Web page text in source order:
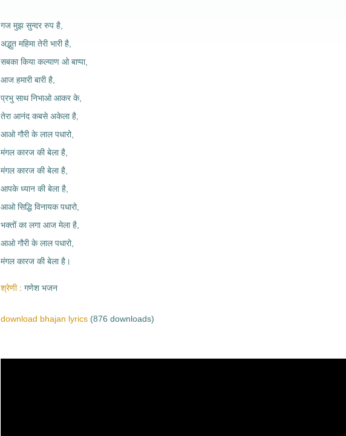
गज मुझ सुन्दर रुप है,
अद्भुत महिमा तेरी भारी है,
सबका किया कल्याण ओ बाप्पा,
आज हमारी बारी है,
प्रभु साथ निभाओ आकर के,
तेरा आनंद कबसे अकेला है,
आओ गौरी के लाल पधारो,
मंगल कारज की बेला है,
मंगल कारज की बेला है,
आपके ध्यान की बेला है,
आओ सिद्धि विनायक पधारो,
भक्तों का लगा आज मेला है,
आओ गौरी के लाल पधारो,
मंगल कारज की बेला है।
श्रेणी गणेश भजन
download bhajan lyrics (876 downloads)